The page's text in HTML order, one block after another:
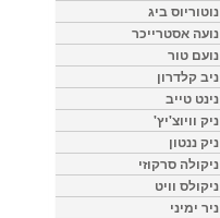
נוטוריוס ביג
נועה אסטרייכר
נועם טור
ניב קלדרון
נינט טייב
ניק וויוצ'יץ'
ניק ננטון
ניקולה סרקוזי
ניקולס וויט
ניר ימיני